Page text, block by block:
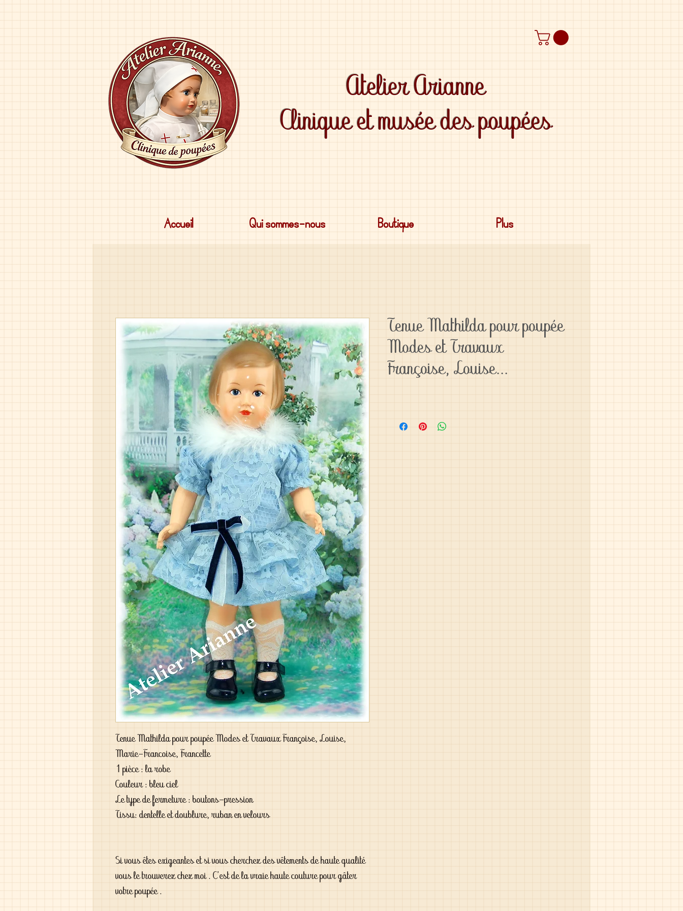
Atelier Arianne
Clinique et musée des poupées
Accueil Qui sommes-nous Boutique Plus
Tenue Mathilda pour poupée Modes et Travaux Françoise, Louise,
Marie-Francoise, Francette
1 pièce : la robe
Couleur : bleu ciel
Le type de fermeture : boutons-pression
Tissu: dentelle et doublure, ruban en velours
Si vous êtes exigeantes et si vous cherchez des vêtements de haute qualité
vous le trouverez chez moi . C'est de la vraie haute couture pour gâter
votre poupée .
Tenue Mathilda pour poupée
Modes et Travaux
Françoise, Louise...